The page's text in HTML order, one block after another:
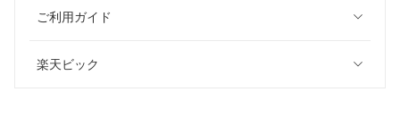
ご利用ガイド
楽天ビック